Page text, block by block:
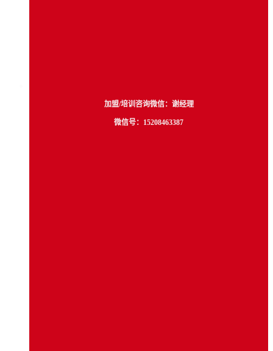
加盟/培训咨询微信：谢经理
微信号：15208463387